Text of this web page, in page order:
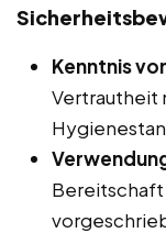
Kenntnis
Vertrautheit
Bereitschaft